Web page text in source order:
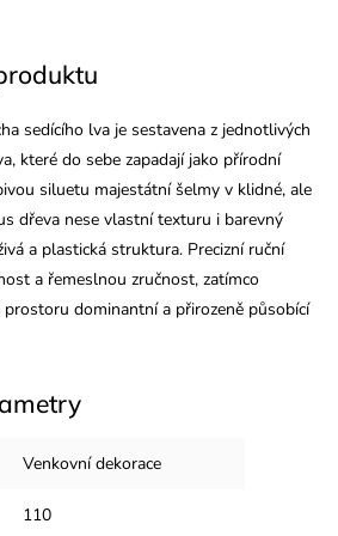
sedícího lva je sestavena z jednotlivých
které do sebe zapadají jako přírodní
siluetu majestátní šelmy v klidné, ale
dřeva nese vlastní texturu i barevný
a plastická struktura. Precizní ruční
a řemeslnou zručnost, zatímco
prostoru dominantní a přirozeně působící
Venkovní dekorace
110